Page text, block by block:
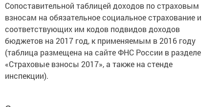
Сопоставительной таблицей доходов по страховым
взносам на обязательное социальное страхование и
соответствующих им кодов подвидов доходов
бюджетов на 2017 год, к применяемым в 2016 году
(таблица размещена на сайте ФНС России в разделе
«Страховые взносы 2017», а также на стенде
инспекции).